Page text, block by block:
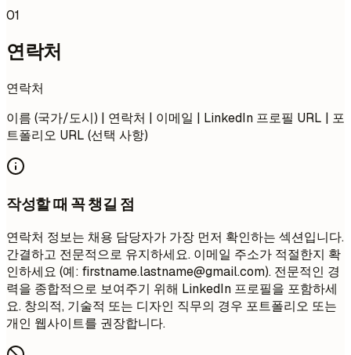
01
연락처
연락처
이름 (국가/도시) | 연락처 | 이메일 | LinkedIn 프로필 URL | 포
트폴리오 URL (선택 사항)
작성할 때 꼭 챙길 점
연락처 정보는 채용 담당자가 가장 먼저 확인하는 섹션입니다.
간결하고 전문적으로 유지하세요. 이메일 주소가 적절한지 확
인하세요 (예: firstname.lastname@gmail.com). 전문적인 경
력을 종합적으로 보여주기 위해 LinkedIn 프로필을 포함하세
요. 창의적, 기술적 또는 디자인 직무의 경우 포트폴리오 또는
개인 웹사이트를 권장합니다.